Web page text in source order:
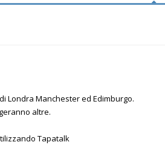
Londra Manchester ed Edimburgo.
altre.
Tapatalk